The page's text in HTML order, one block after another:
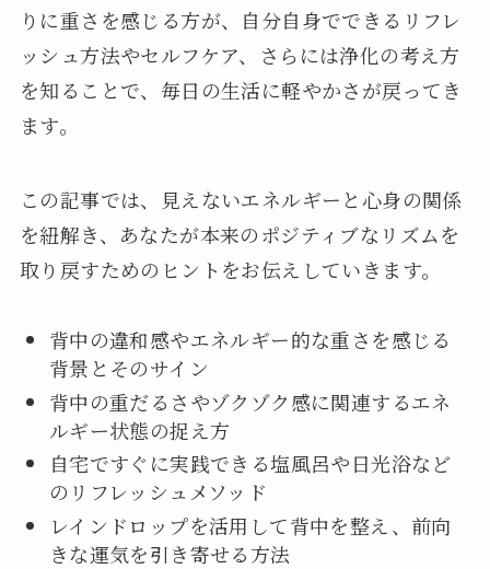
りに重さを感じる方が、自分自身でできるリフレ
ッシュ方法やセルフケア、さらには浄化の考え方
を知ることで、毎日の生活に軽やかさが戻ってき
ます。
この記事では、見えないエネルギーと心身の関係
を紐解き、あなたが本来のポジティブなリズムを
取り戻すためのヒントをお伝えしていきます。
背中の違和感やエネルギー的な重さを感じる
背景とそのサイン
背中の重だるさやゾクゾク感に関連するエネ
ルギー状態の捉え方
自宅ですぐに実践できる塩風呂や日光浴など
のリフレッシュメソッド
レインドロップを活用して背中を整え、前向
きな運気を引き寄せる方法